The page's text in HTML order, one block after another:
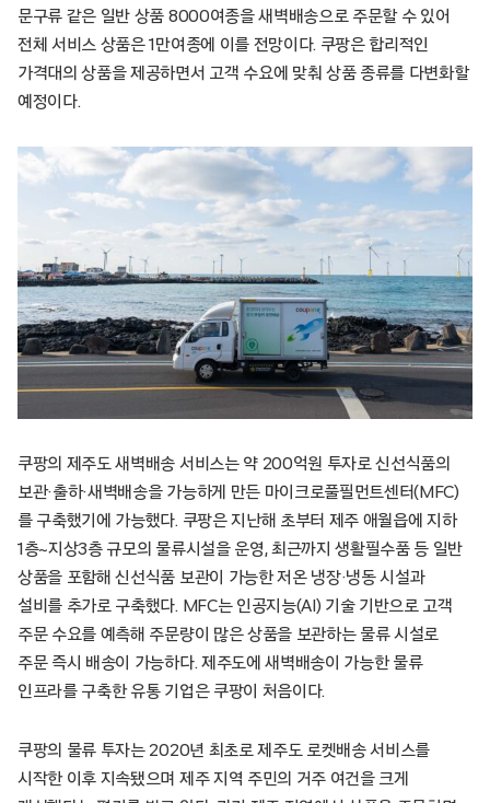
문구류 같은 일반 상품 8000여종을 새벽배송으로 주문할 수 있어
전체 서비스 상품은 1만여종에 이를 전망이다. 쿠팡은 합리적인
가격대의 상품을 제공하면서 고객 수요에 맞춰 상품 종류를 다변화할
예정이다.
쿠팡의 제주도 새벽배송 서비스는 약 200억원 투자로 신선식품의
보관·출하·새벽배송을 가능하게 만든 마이크로풀필먼트센터(MFC)
를 구축했기에 가능했다. 쿠팡은 지난해 초부터 제주 애월읍에 지하
1층~지상3층 규모의 물류시설을 운영, 최근까지 생활필수품 등 일반
상품을 포함해 신선식품 보관이 가능한 저온 냉장·냉동 시설과
설비를 추가로 구축했다. MFC는 인공지능(AI) 기술 기반으로 고객
주문 수요를 예측해 주문량이 많은 상품을 보관하는 물류 시설로
주문 즉시 배송이 가능하다. 제주도에 새벽배송이 가능한 물류
인프라를 구축한 유통 기업은 쿠팡이 처음이다.
쿠팡의 물류 투자는 2020년 최초로 제주도 로켓배송 서비스를
시작한 이후 지속됐으며 제주 지역 주민의 거주 여건을 크게